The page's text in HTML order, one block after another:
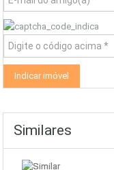
Similares